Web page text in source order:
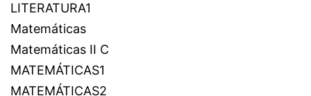
LITERATURA1
Matemáticas
Matemáticas II C
MATEMÁTICAS1
MATEMÁTICAS2